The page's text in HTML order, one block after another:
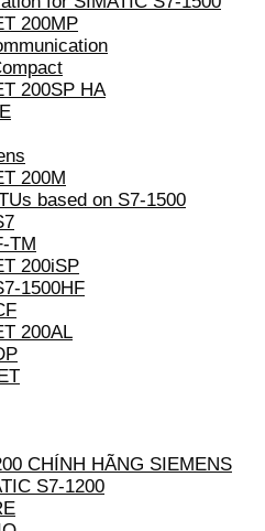
200MP
200SP HA
200M
based on S7-1500
TM
200iSP
1500HF
200AL
CHÍNH HÃNG SIEMENS
S7-1200